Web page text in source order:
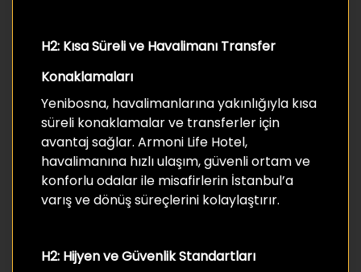
H2: Kısa Süreli ve Havalimanı Transfer
Konaklamaları
Yenibosna, havalimanlarına yakınlığıyla kısa
süreli konaklamalar ve transferler için
avantaj sağlar. Armoni Life Hotel,
havalimanına hızlı ulaşım, güvenli ortam ve
konforlu odalar ile misafirlerin İstanbul’a
varış ve dönüş süreçlerini kolaylaştırır.
H2: Hijyen ve Güvenlik Standartları